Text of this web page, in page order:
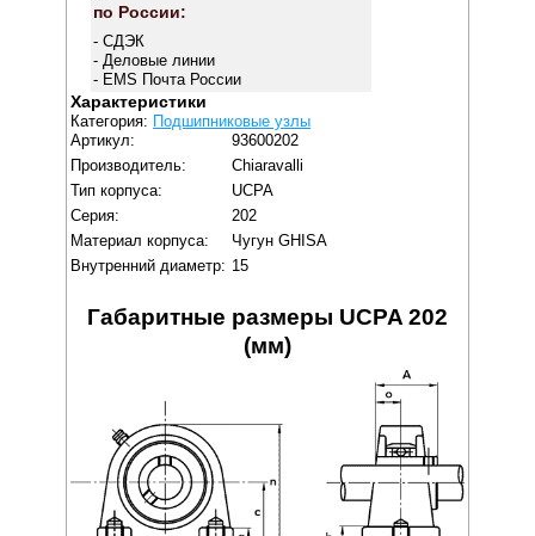
по России:
- СДЭК
- Деловые линии
- EMS Почта России
Характеристики
Категория: Подшипниковые узлы
Артикул:
93600202
Производитель:
Chiaravalli
Тип корпуса:
UCPA
Серия:
202
Материал корпуса:
Чугун GHISA
Внутренний диаметр: 15
Габаритные размеры UCPA 202
(мм)